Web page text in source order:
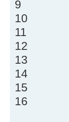
9
10
11
12
13
14
15
16